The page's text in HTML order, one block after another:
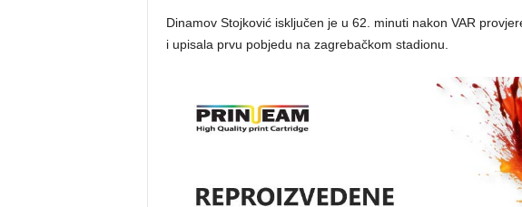
Dinamov Stojković isključen je u 62. minuti nakon VAR
i upisala prvu pobjedu na zagrebačkom stadionu.